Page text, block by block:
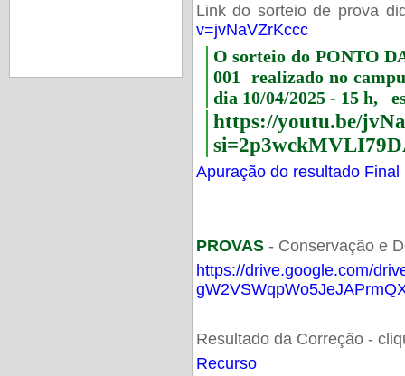
Link do sorteio de prova
v=jvNaVZrKccc
O sorteio do PONTO
001 realizado no
dia 10/04/2025 - 15 h,
https://youtu.be/
Apuração do resultado Final
PROVAS- Conservação e
https://drive.google.com/
Resultado da Correção -
Recurso